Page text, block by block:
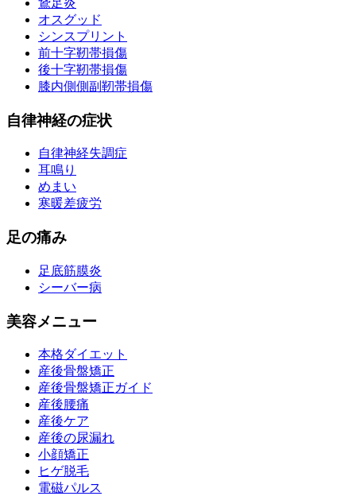
鵞足炎
オスグッド
シンスプリント
前十字靭帯損傷
後十字靭帯損傷
膝内側側副靭帯損傷
自律神経の症状
自律神経失調症
耳鳴り
めまい
寒暖差疲労
足の痛み
足底筋膜炎
シーバー病
美容メニュー
本格ダイエット
産後骨盤矯正
産後骨盤矯正ガイド
産後腰痛
産後ケア
産後の尿漏れ
小顔矯正
ヒゲ脱毛
電磁パルス